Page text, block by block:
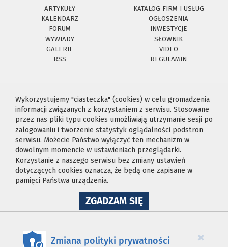
ARTYKUŁY
KATALOG FIRM I USŁUG
KALENDARZ
OGŁOSZENIA
FORUM
INWESTYCJE
WYWIADY
SŁOWNIK
GALERIE
VIDEO
RSS
REGULAMIN
Wykorzystujemy "ciasteczka" (cookies) w celu gromadzenia
informacji związanych z korzystaniem z serwisu. Stosowane
przez nas pliki typu cookies umożliwiają utrzymanie sesji po
zalogowaniu i tworzenie statystyk oglądalności podstron
serwisu. Możecie Państwo wyłączyć ten mechanizm w
dowolnym momencie w ustawieniach przeglądarki.
Korzystanie z naszego serwisu bez zmiany ustawień
dotyczących cookies oznacza, że będą one zapisane w
pamięci Państwa urządzenia.
ZGADZAM SIĘNA
WYKORZYSTANIE
×
Zmiana polityki prywatności